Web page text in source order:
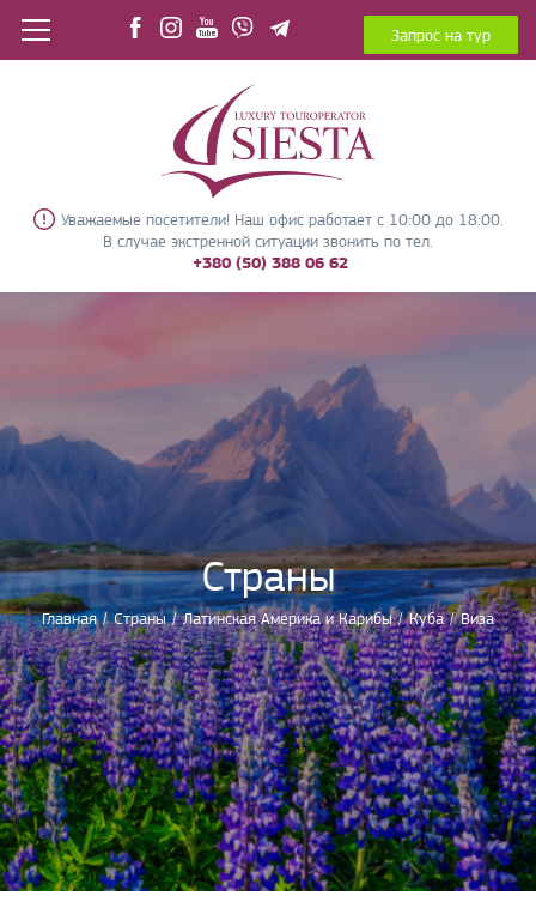
Уважаемые посетители! Наш офис работает с 10:00 до 18:00.
В случае экстренной ситуации звонить по тел.
+380 (50) 388 06 62
Запрос на тур
Страны
Главная / Страны / Латинская Америка и Карибы / Куба / Виза